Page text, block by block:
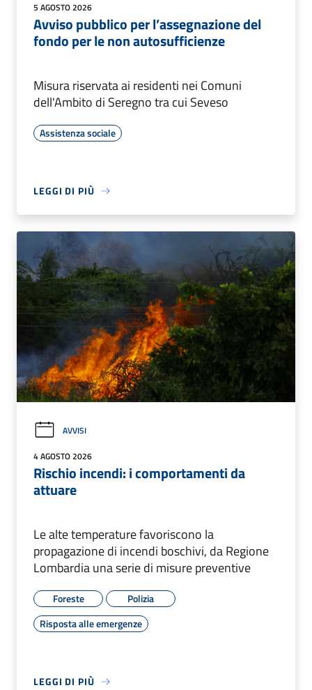
5 AGOSTO 2026
Avviso pubblico per l’assegnazione del
fondo per le non autosufficienze
Misura riservata ai residenti nei Comuni
dell'Ambito di Seregno tra cui Seveso
Assistenza sociale
LEGGI DI PIÙ
AVVISI
4 AGOSTO 2026
Rischio incendi: i comportamenti da
attuare
Le alte temperature favoriscono la
propagazione di incendi boschivi, da Regione
Lombardia una serie di misure preventive
Foreste
Polizia
Risposta alle emergenze
LEGGI DI PIÙ